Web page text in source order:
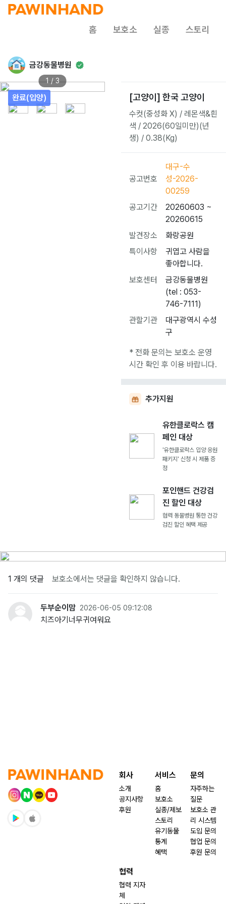
홈 보호소 실종 스토리
금강동물병원
완료(입양)
1 / 3
[고양이] 한국 고양이
수컷(중성화 X) / 레몬색&흰
색 / 2026(60일미만)(년
생) / 0.38(Kg)
공고번호
대구-수
성-2026-
00259
공고기간
20260603 ~
20260615
발견장소
화랑공원
특이사항
귀엽고 사람을
좋아합니다.
보호센터
금강동물병원
(tel : 053-
746-7111)
관할기관
대구광역시 수성
구
* 전화 문의는 보호소 운영
시간 확인 후 이용 바랍니다.
추가지원
유한클로락스 캠
페인 대상
'유한클로락스 입양 응원
패키지' 신청 시 제품 증
정
포인핸드 건강검
진 할인 대상
협력 동물병원 통한 건강
검진 할인 혜택 제공
1 개의 댓글 보호소에서는 댓글을 확인하지 않습니다.
두부순이맘 2026-06-05 09:12:08
치즈아기너무귀여워요
회사
소개
공지사항
후원
서비스
홈
보호소
실종/제보
스토리
유기동물
통계
혜택
문의
자주하는
질문
보호소 관
리 시스템
도입 문의
협업 문의
후원 문의
협력
협력 지자
체